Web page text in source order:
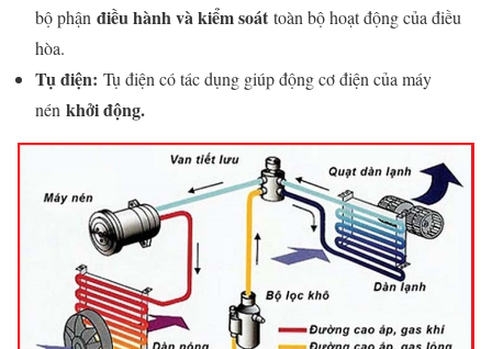
bộ phận điều hành và kiểm soát toàn bộ hoạt động của điều
hòa.
Tụ điện: Tụ điện có tác dụng giúp động cơ điện của máy
nén khởi động.